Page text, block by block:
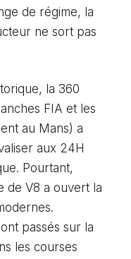
de régime, la
ne sort pas
la 360
FIA et les
au Mans) a
aux 24H
Pourtant,
de V8 a ouvert la
passés sur la
les courses